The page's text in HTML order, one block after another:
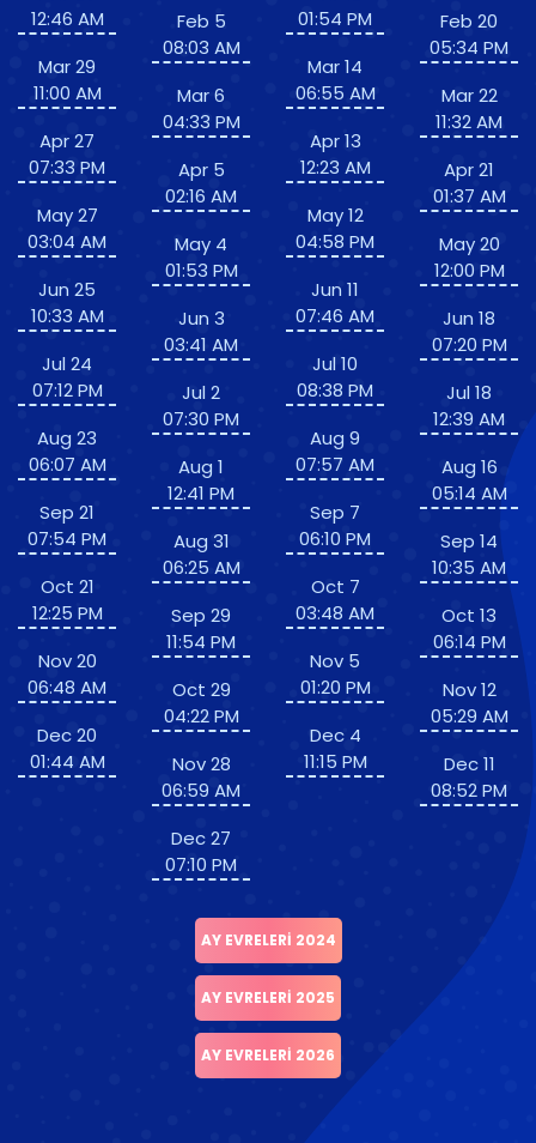
12:46 AM
Mar 29
11:00 AM
Apr 27
07:33 PM
May 27
03:04 AM
Jun 25
10:33 AM
Jul 24
07:12 PM
Aug 23
06:07 AM
Sep 21
07:54 PM
Oct 21
12:25 PM
Nov 20
06:48 AM
Dec 20
01:44 AM
Feb 5
08:03 AM
Mar 6
04:33 PM
Apr 5
02:16 AM
May 4
01:53 PM
Jun 3
03:41 AM
Jul 2
07:30 PM
Aug 1
12:41 PM
Aug 31
06:25 AM
Sep 29
11:54 PM
Oct 29
04:22 PM
Nov 28
06:59 AM
Dec 27
07:10 PM
01:54 PM
Mar 14
06:55 AM
Apr 13
12:23 AM
May 12
04:58 PM
Jun 11
07:46 AM
Jul 10
08:38 PM
Aug 9
07:57 AM
Sep 7
06:10 PM
Oct 7
03:48 AM
Nov 5
01:20 PM
Dec 4
11:15 PM
Feb 20
05:34 PM
Mar 22
11:32 AM
Apr 21
01:37 AM
May 20
12:00 PM
Jun 18
07:20 PM
Jul 18
12:39 AM
Aug 16
05:14 AM
Sep 14
10:35 AM
Oct 13
06:14 PM
Nov 12
05:29 AM
Dec 11
08:52 PM
AY EVRELERI 2024
AY EVRELERI 2025
AY EVRELERI 2026